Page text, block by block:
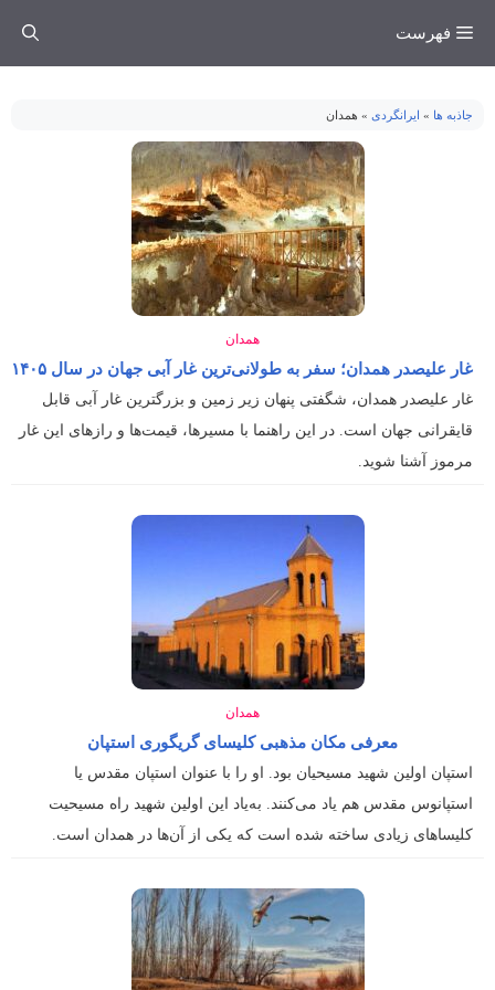
فهرست
جاذبه ها » ایرانگردی » همدان
همدان
غار علیصدر همدان؛ سفر به طولانی‌ترین غار آبی جهان در سال ۱۴۰۵
غار علیصدر همدان، شگفتی پنهان زیر زمین و بزرگترین غار آبی قابل
قایقرانی جهان است. در این راهنما با مسیرها، قیمت‌ها و رازهای این غار
مرموز آشنا شوید.
همدان
معرفی مکان مذهبی کلیسای گریگوری استپان
استپان اولین شهید مسیحیان بود. او را با عنوان استپان مقدس یا
استپانوس مقدس هم یاد می‌کنند. به‌یاد این اولین شهید راه مسیحیت
کلیساهای زیادی ساخته شده است که یکی از آن‌ها در همدان است.